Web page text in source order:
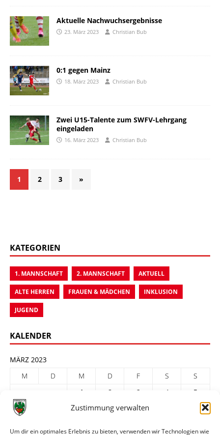
Zustimmung verwalten
Um dir ein optimales Erlebnis zu bieten, verwenden wir Technologien wie
Aktuelle Nachwuchsergebnisse
23. März 2023 Christian Bub
0:1 gegen Mainz
18. März 2023 Christian Bub
Zwei U15-Talente zum SWFV-Lehrgang
eingeladen
16. März 2023 Christian Bub
1 2 3 »
KATEGORIEN
1. MANNSCHAFT 2. MANNSCHAFT AKTUELL
ALTE HERREN FRAUEN & MÄDCHEN INKLUSION
JUGEND
KALENDER
MÄRZ 2023
M
D M D F S
S
1
2 3 4
5
6
8 9 10